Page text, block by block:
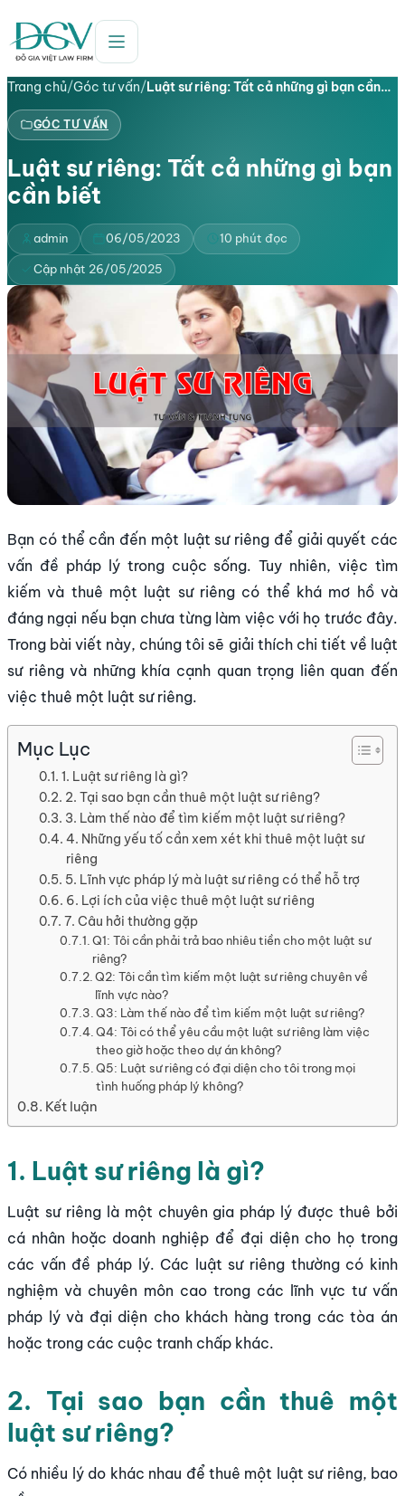
Trang chủ/Góc tư vấn/Luật sư riêng: Tất cả những gì bạn cần…
GÓC TƯ VẤN
Luật sư riêng: Tất cả những gì bạn
cần biết
admin 06/05/2023 10 phút đọc
Cập nhật 26/05/2025
Bạn có thể cần đến một luật sư riêng để giải quyết các
vấn đề pháp lý trong cuộc sống. Tuy nhiên, việc tìm
kiếm và thuê một luật sư riêng có thể khá mơ hồ và
đáng ngại nếu bạn chưa từng làm việc với họ trước đây.
Trong bài viết này, chúng tôi sẽ giải thích chi tiết về luật
sư riêng và những khía cạnh quan trọng liên quan đến
việc thuê một luật sư riêng.
Mục Lục
1. Luật sư riêng là gì?
2. Tại sao bạn cần thuê một luật sư riêng?
3. Làm thế nào để tìm kiếm một luật sư riêng?
4. Những yếu tố cần xem xét khi thuê một luật sư
riêng
5. Lĩnh vực pháp lý mà luật sư riêng có thể hỗ trợ
6. Lợi ích của việc thuê một luật sư riêng
7. Câu hởi thường gặp
Q1: Tôi cần phải trả bao nhiêu tiền cho một luật sư
riêng?
Q2: Tôi cần tìm kiếm một luật sư riêng chuyên về
lĩnh vực nào?
Q3: Làm thế nào để tìm kiếm một luật sư riêng?
Q4: Tôi có thể yêu cầu một luật sư riêng làm việc
theo giờ hoặc theo dự án không?
Q5: Luật sư riêng có đại diện cho tôi trong mọi
tình huống pháp lý không?
Kết luận
1. Luật sư riêng là gì?
Luật sư riêng là một chuyên gia pháp lý được thuê bởi
cá nhân hoặc doanh nghiệp để đại diện cho họ trong
các vấn đề pháp lý. Các luật sư riêng thường có kinh
nghiệm và chuyên môn cao trong các lĩnh vực tư vấn
pháp lý và đại diện cho khách hàng trong các tòa án
hoặc trong các cuộc tranh chấp khác.
2. Tại sao bạn cần thuê một
luật sư riêng?
Có nhiều lý do khác nhau để thuê một luật sư riêng, bao